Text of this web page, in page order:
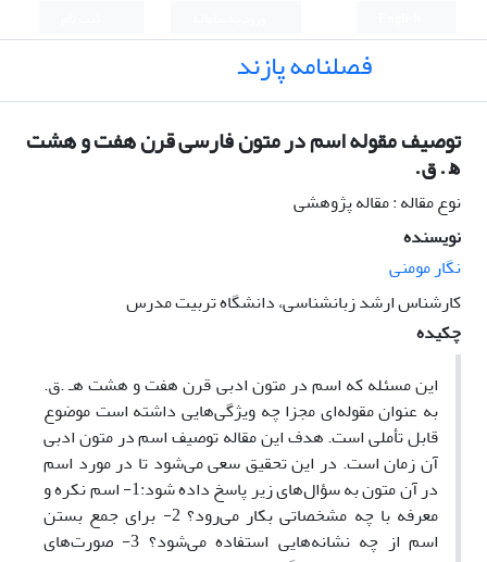
فصلنامه پازند
توصیف مقوله اسم در متون فارسی قرن هفت و هشت
ﮬ . ق.
نوع مقاله : مقاله پژوهشی
نویسنده
نگار مومنی
کارشناس ارشد زبانشناسی، دانشگاه تربیت مدرس
چکیده
این مسئله که اسم در متون ادبی قرن هفت و هشت هـ .ق.
به عنوان مقوله‌ای مجزا چه ویژگی‌هایی داشته است موضوع
قابل تأملی است. هدف این مقاله توصیف اسم در متون ادبی
آن زمان است. در این تحقیق سعی می‌شود تا در مورد اسم
در آن متون به سؤال‌های زیر پاسخ داده شود:1- اسم نکره و
معرفه با چه مشخصاتی بکار می‌رود؟ 2- برای جمع بستن
اسم از چه نشانه‌هایی استفاده می‌شود؟ 3- صورت‌های